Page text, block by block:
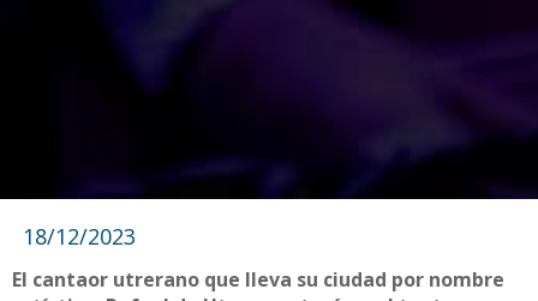
18/12/2023
El cantaor utrerano que lleva su ciudad por nombre